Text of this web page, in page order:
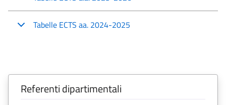
Tabelle ECTS aa. 2024-2025
Referenti dipartimentali